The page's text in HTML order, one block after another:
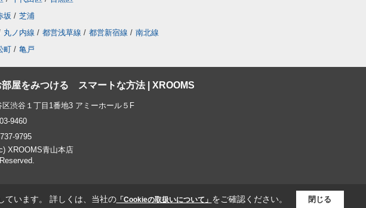
坂 / 芝浦
丸ノ内線 / 都営浅草線 / 都営新宿線 / 南北線
町 / 亀戸
部屋をみつける スマートな方法 | XROOMS
区渋谷１丁目1番地3 アミーホール５F
9460
9795
XROOMS青山本店
ています。 詳しくは、当社の「Cookieの取扱いについて」 をご確認ください。 閉じる